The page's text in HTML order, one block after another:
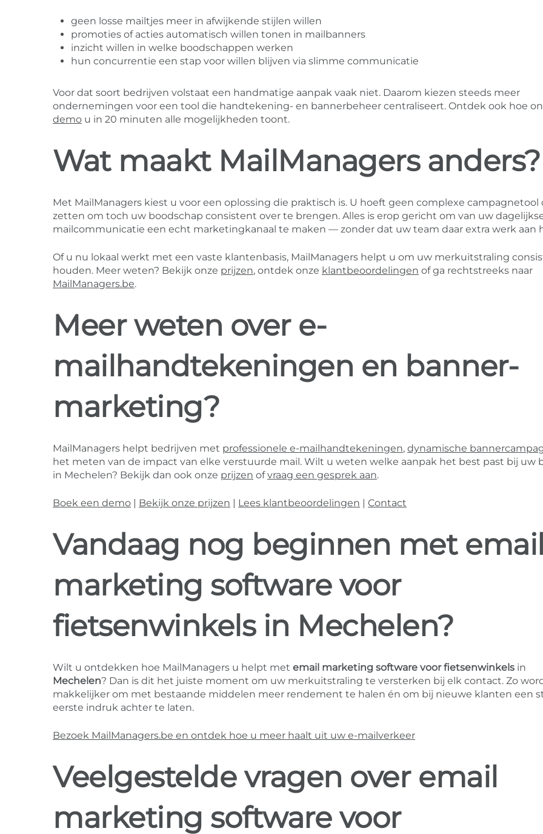
geen losse mailtjes meer in afwijkende stijlen willen
promoties of acties automatisch willen tonen in mailbanners
inzicht willen in welke boodschappen werken
hun concurrentie een stap voor willen blijven via slimme communicatie
Voor dat soort bedrijven volstaat een handmatige aanpak vaak niet. Daarom kiezen steeds meer
ondernemingen voor een tool die handtekening- en bannerbeheer centraliseert. Ontdek ook hoe
demo u in 20 minuten alle mogelijkheden toont.
Wat maakt MailManagers anders?
Met MailManagers kiest u voor een oplossing die praktisch is. U hoeft geen complexe campagnetool
zetten om toch uw boodschap consistent over te brengen. Alles is erop gericht om van uw
mailcommunicatie een echt marketingkanaal te maken — zonder dat uw team daar extra werk aan
Of u nu lokaal werkt met een vaste klantenbasis, MailManagers helpt u om uw merkuitstraling
houden. Meer weten? Bekijk onze prijzen, ontdek onze klantbeoordelingen of ga rechtstreeks naar
MailManagers.be.
Meer weten over e-
mailhandtekeningen en banner-
marketing?
MailManagers helpt bedrijven met professionele e-mailhandtekeningen, dynamische
het meten van de impact van elke verstuurde mail. Wilt u weten welke aanpak het best past bij uw
in Mechelen? Bekijk dan ook onze prijzen ofvraag een gesprek aan.
Boek een demo Bekijk onze prijzen Lees klantbeoordelingen Contact
Vandaag nog beginnen met email
marketing software voor
fietsenwinkels in Mechelen?
Wilt u ontdekken hoe MailManagers u helpt met email marketing software voor fietsenwinkels in
Mechelen? Dan is dit het juiste moment om uw merkuitstraling te versterken bij elk contact. Zo
makkelijker om met bestaande middelen meer rendement te halen én om bij nieuwe klanten een
eerste indruk achter te laten.
Bezoek MailManagers.be en ontdek hoe u meer haalt uit uw e-mailverkeer
Veelgestelde vragen over email
marketing software voor